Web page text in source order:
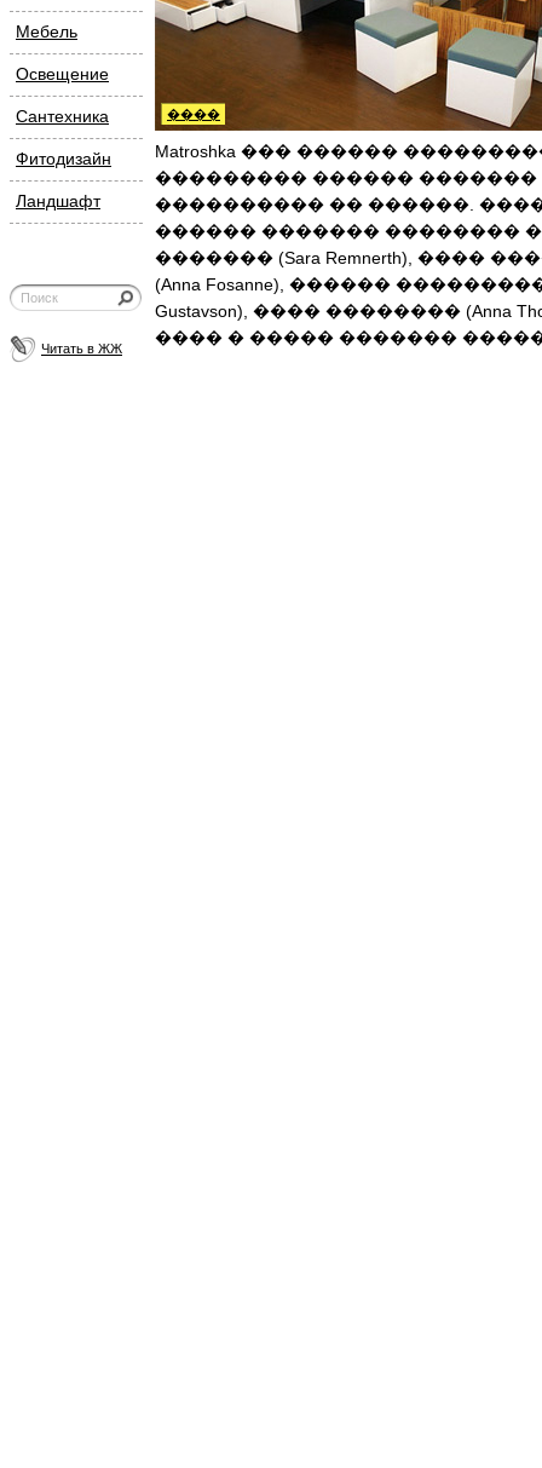
Мебель
Освещение
Сантехника
Фитодизайн
Ландшафт
Читать в ЖЖ
����
Matroshka ��� ������
��������� ������ �������
���������� �� ������.
������ ������� ��������
������� (Sara Remnerth), ����
(Anna Fosanne), ������ ���������
Gustavson), ���� �������� (Anna
���� � ����� �������